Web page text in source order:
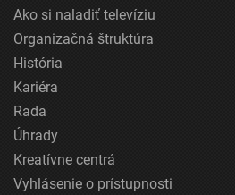
Ako si naladiť televíziu
Organizačná štruktúra
História
Kariéra
Rada
Úhrady
Kreatívne centrá
Vyhlásenie o prístupnosti